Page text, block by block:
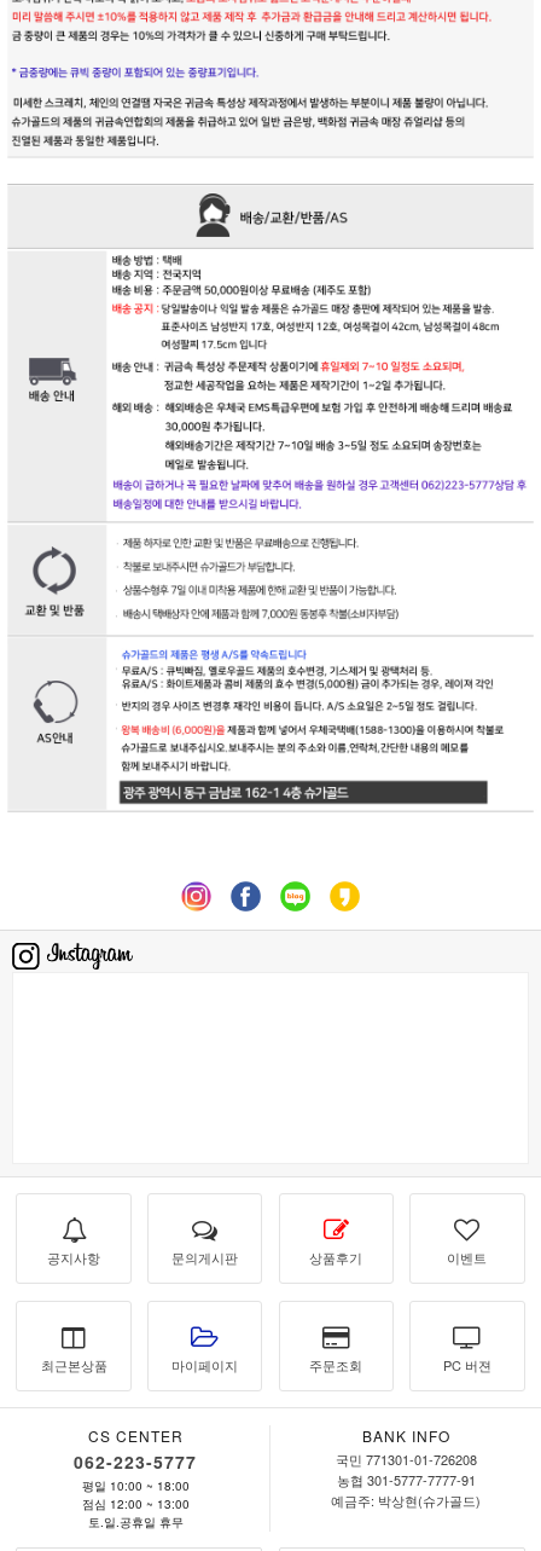
공지사항 문의게시판 상품후기 이벤트
최근본상품 마이페이지 주문조회 PC 버젼
CS CENTER
062-223-5777
평일 10:00 ~ 18:00
점심 12:00 ~ 13:00
토.일.공휴일 휴무
BANK INFO
국민 771301-01-726208
농협 301-5777-7777-91
예금주: 박상현(슈가골드)